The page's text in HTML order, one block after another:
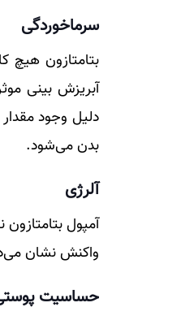
سرماخوردگی
بتامتازون هیچ
آبریزش بینی
دلیل وجود
بدن می‌شود.
آلرژی
آمپول
واکنش نشان
حساسیت